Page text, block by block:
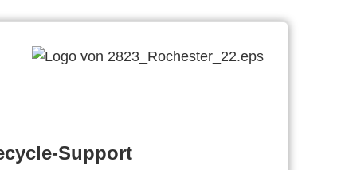
Support